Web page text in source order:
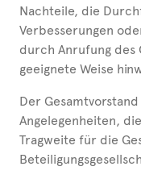
Nachteile, die
Verbesserungen
durch Anrufung des
geeignete Weise
Der
Angelegenheiten,
Tragweite für die